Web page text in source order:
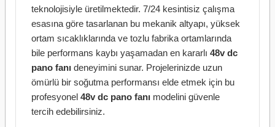
teknolojisiyle üretilmektedir. 7/24 kesintisiz çalışma
esasına göre tasarlanan bu mekanik altyapı, yüksek
ortam sıcaklıklarında ve tozlu fabrika ortamlarında
bile performans kaybı yaşamadan en kararlı 48v dc
pano fanı deneyimini sunar. Projelerinizde uzun
ömürlü bir soğutma performansı elde etmek için bu
profesyonel 48v dc pano fanı modelini güvenle
tercih edebilirsiniz.